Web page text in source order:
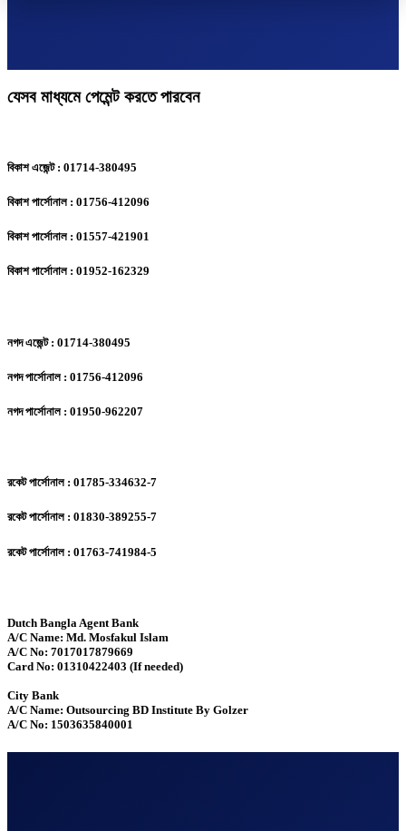
যেসব মাধ্যমে পেমেন্ট করতে পারবেন
বিকাশ এজেন্ট : 01714-380495
বিকাশ পার্সোনাল : 01756-412096
বিকাশ পার্সোনাল : 01557-421901
বিকাশ পার্সোনাল : 01952-162329
নগদ এজেন্ট : 01714-380495
নগদ পার্সোনাল : 01756-412096
নগদ পার্সোনাল : 01950-962207
রকেট পার্সোনাল : 01785-334632-7
রকেট পার্সোনাল : 01830-389255-7
রকেট পার্সোনাল : 01763-741984-5
Dutch Bangla Agent Bank
A/C Name: Md. Mosfakul Islam
A/C No: 7017017879669
Card No: 01310422403 (If needed)
City Bank
A/C Name: Outsourcing BD Institute By Golzer
A/C No: 1503635840001